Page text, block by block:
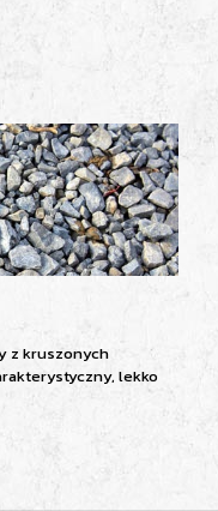
z kruszonych
lekko